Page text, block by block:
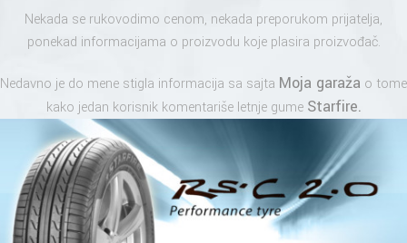
Nekada se rukovodimo cenom, nekada preporukom prijatelja,
ponekad informacijama o proizvodu koje plasira proizvođač.
Nedavno je do mene stigla informacija sa sajta Moja garaža o tome
kako jedan korisnik komentariše letnje gume Starfire.